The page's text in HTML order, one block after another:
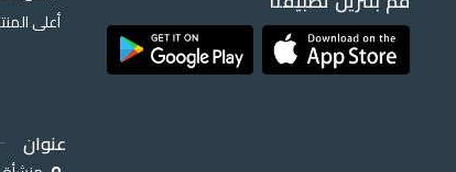
أعلى
عنوان